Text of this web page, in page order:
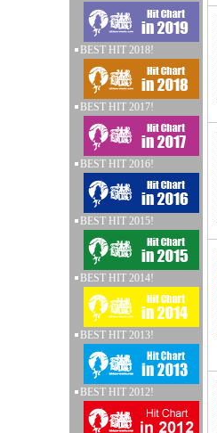
BEST HIT 2018!
BEST HIT 2017!
BEST HIT 2016!
BEST HIT 2015!
BEST HIT 2014!
BEST HIT 2013!
BEST HIT 2012!